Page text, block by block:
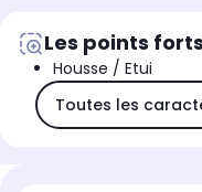
Les points
Housse / Etui
Toutes les